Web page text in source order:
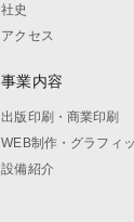
社史
アクセス
事業内容
出版印刷・商業印刷
WEB制作・グラフィ
設備紹介